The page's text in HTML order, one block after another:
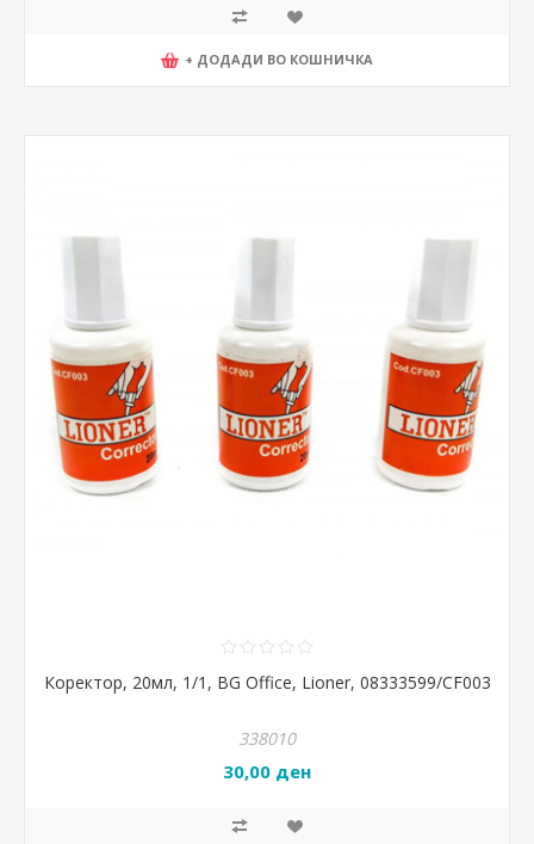
+ ДОДАДИ ВО КОШНИЧКА
Коректор, 20мл, 1/1, BG Office, Lioner, 08333599/CF003
338010
30,00 ден